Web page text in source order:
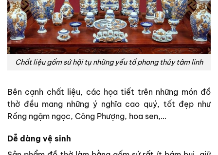
Chất liệu gốm sứ hội tụ những yếu tố phong thủy tâm linh
Bên cạnh chất liệu, các họa tiết trên những món đồ
thờ đều mang những ý nghĩa cao quý, tốt đẹp như
Rồng ngậm ngọc, Công Phượng, hoa sen,…
Dễ dàng vệ sinh